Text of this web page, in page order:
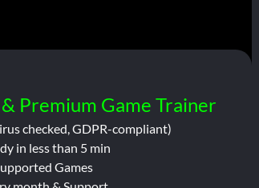
Premium Game Trainer
checked, GDPR-compliant)
in less than 5 min
Games